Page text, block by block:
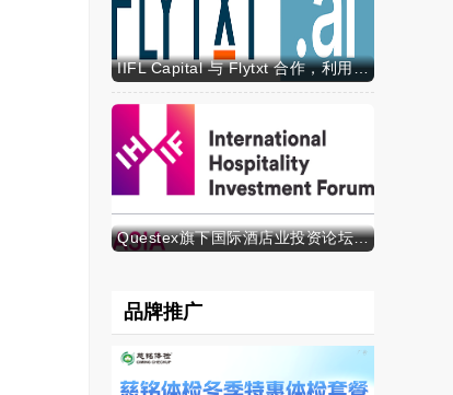
IIFL Capital 与 Flytxt 合作，利用代理式 AI 推动资产管理规模的可持续增长
Questex旗下国际酒店业投资论坛亚洲峰会表示，亚洲酒店业有望迎来投资加速期
品牌推广